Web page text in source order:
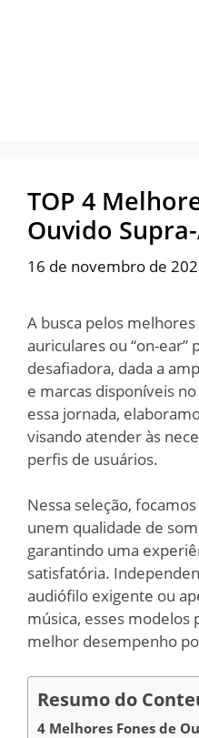
TOP 4
Ouvido
16 de novembro de
A busca pelos
auriculares ou “on-ear”
desafiadora, dada a
e marcas disponíveis
essa jornada,
visando atender às
perfis de usuários.
Nessa seleção,
unem qualidade de
garantindo uma
satisfatória.
audiófilo exigente ou
música, esses
melhor desempenho
Resumo do
4 Melhores Fones de